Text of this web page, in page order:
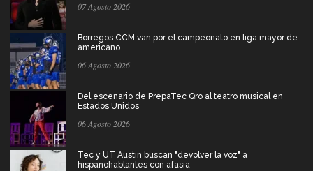
07 Agosto 2026
Borregos CCM van por el campeonato en liga mayor de
americano
06 Agosto 2026
Del escenario de PrepaTec Qro al teatro musical en
Estados Unidos
06 Agosto 2026
Tec y UT Austin buscan "devolver la voz" a
hispanohablantes con afasia